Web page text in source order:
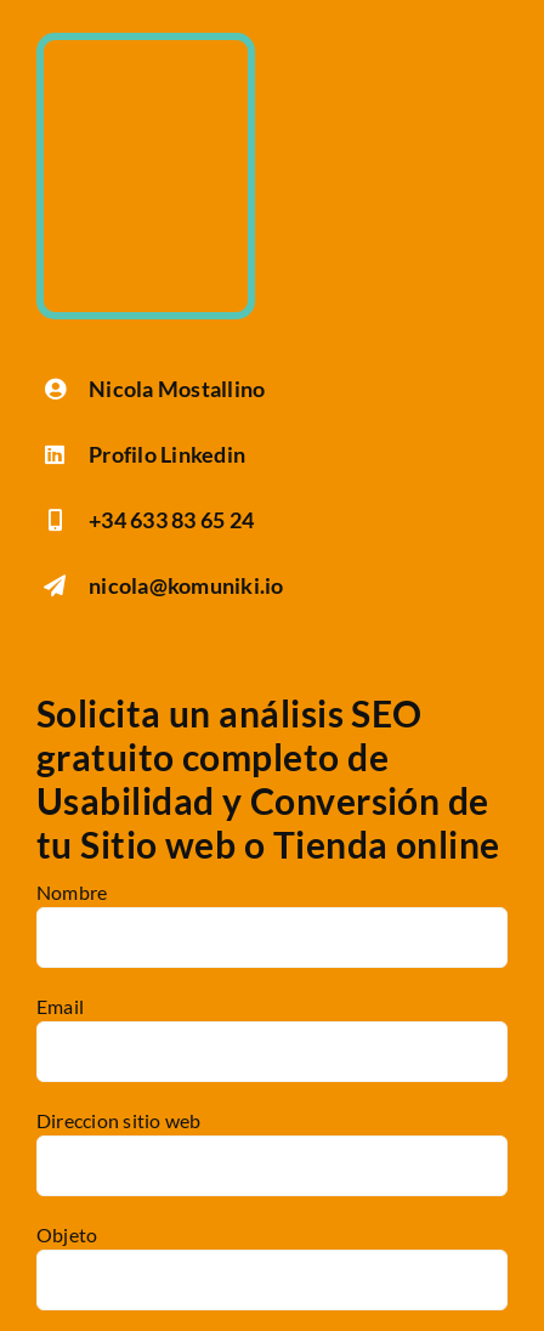
Nicola Mostallino
Profilo Linkedin
+34 633 83 65 24
nicola@komuniki.io
Solicita un análisis SEO
gratuito completo de
Usabilidad y Conversión de
tu Sitio web o Tienda online
Nombre
Email
Direccion sitio web
Objeto